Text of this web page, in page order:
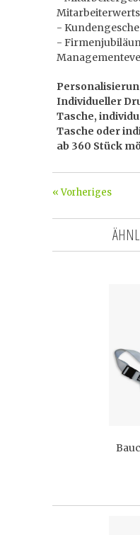
-
-
Individueller
Tasche,
Tasche oder
ab 360 Stück
« Vorheriges